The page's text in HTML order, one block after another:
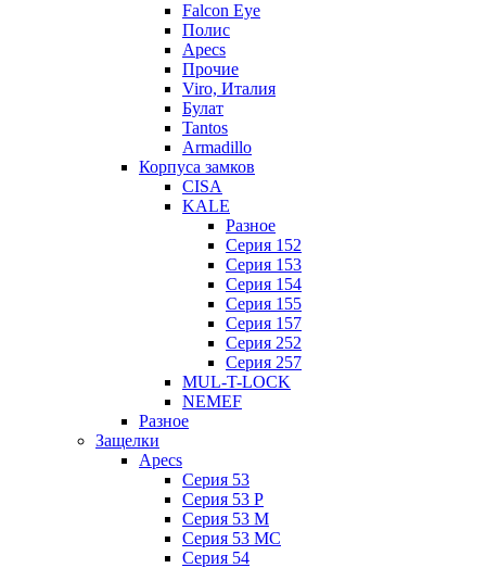
Falcon Eye
Полис
Apecs
Прочие
Viro, Италия
Булат
Tantos
Armadillo
Корпуса замков
CISA
KALE
Разное
Серия 152
Серия 153
Серия 154
Серия 155
Серия 157
Серия 252
Серия 257
MUL-T-LOCK
NEMEF
Разное
Защелки
Apecs
Серия 53
Серия 53 P
Серия 53 М
Серия 53 МC
Серия 54